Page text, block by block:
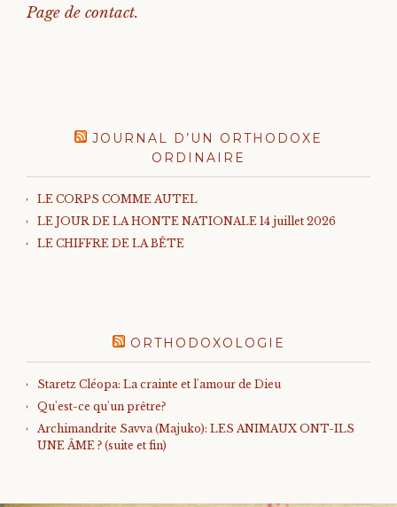
Page de contact.
JOURNAL D’UN ORTHODOXE
ORDINAIRE
LE CORPS COMME AUTEL
LE JOUR DE LA HONTE NATIONALE 14 juillet 2026
LE CHIFFRE DE LA BÊTE
ORTHODOXOLOGIE
Staretz Cléopa: La crainte et l'amour de Dieu
Qu'est-ce qu'un prêtre?
Archimandrite Savva (Majuko): LES ANIMAUX ONT-ILS
UNE ÂME ? (suite et fin)